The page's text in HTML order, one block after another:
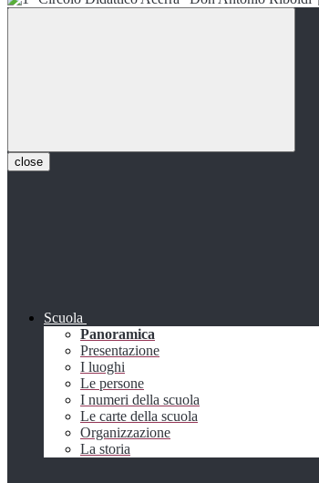
close
Scuola
Panoramica
Presentazione
I luoghi
Le persone
I numeri della scuola
Le carte della scuola
Organizzazione
La storia